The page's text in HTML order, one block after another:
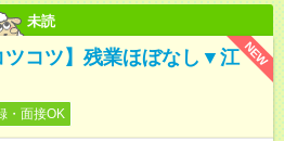
未読
NEW
ツコツ】残業ほぼなし▼江
・面接OK